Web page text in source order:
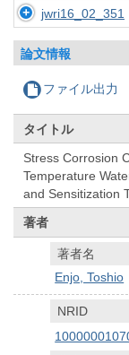
jwri16_02_351
論文情報
ファイル出力
タイトル
Stress Corrosion
Temperature
and Sensitization
著者
著者名
Enjo, Toshio
NRID